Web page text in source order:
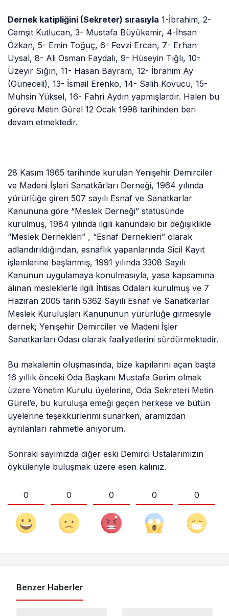
Dernek katipliğini (Sekreter) sırasıyla 1-İbrahim, 2-
Cemşit Kutlucan, 3- Mustafa Büyükemir, 4-İhsan
Özkan, 5- Emin Toğuç, 6- Fevzi Ercan, 7- Erhan
Uysal, 8- Ali Osman Faydalı, 9- Hüseyin Tığlı, 10-
Üzeyir Sığın, 11- Hasan Bayram, 12- İbrahim Ay
(Güneceli), 13- İsmail Erenko, 14- Salih Kovucu, 15-
Muhsin Yüksel, 16- Fahri Aydın yapmışlardır. Halen bu
göreve Metin Gürel 12 Ocak 1998 tarihinden beri
devam etmektedir.
28 Kasım 1965 tarihinde kurulan Yenişehir Demirciler
ve Madeni İşleri Sanatkârları Derneği, 1964 yılında
yürürlüğe giren 507 sayılı Esnaf ve Sanatkarlar
Kanununa göre “Meslek Derneği” statüsünde
kurulmuş, 1984 yılında ilgili kanundaki bir değişiklikle
“Meslek Dernekleri” , “Esnaf Dernekleri” olarak
adlandırıldığından, esnaflık yapanlarında Sicil Kayıt
işlemlerine başlanmış, 1991 yılında 3308 Sayılı
Kanunun uygulamaya konulmasıyla, yasa kapsamına
alınan mesleklerle ilgili İhtisas Odaları kurulmuş ve 7
Haziran 2005 tarih 5362 Sayılı Esnaf ve Sanatkarlar
Meslek Kuruluşları Kanununun yürürlüğe girmesiyle
dernek; Yenişehir Demirciler ve Madeni İşler
Sanatkarları Odası olarak faaliyetlerini sürdürmektedir.
Bu makalenin oluşmasında, bize kapılarını açan başta
16 yıllık önceki Oda Başkanı Mustafa Gerim olmak
üzere Yönetim Kurulu üyelerine, Oda Sekreteri Metin
Gürel’e, bu kuruluşa emeği geçen herkese ve bütün
üyelerine teşekkürlerimi sunarken, aramızdan
ayrılanları rahmetle anıyorum.
Sonraki sayımızda diğer eski Demirci Ustalarımızın
öyküleriyle buluşmak üzere esen kalınız.
0 0 0 0 0
Benzer Haberler